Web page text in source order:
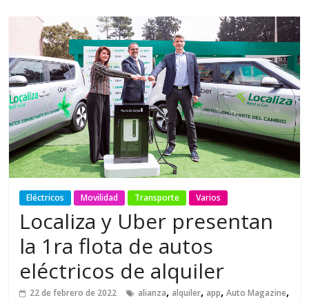
Eléctricos Movilidad Transporte Varios
Localiza y Uber presentan
la 1ra flota de autos
eléctricos de alquiler
22 de febrero de 2022 alianza, alquiler, app,Auto Magazine,